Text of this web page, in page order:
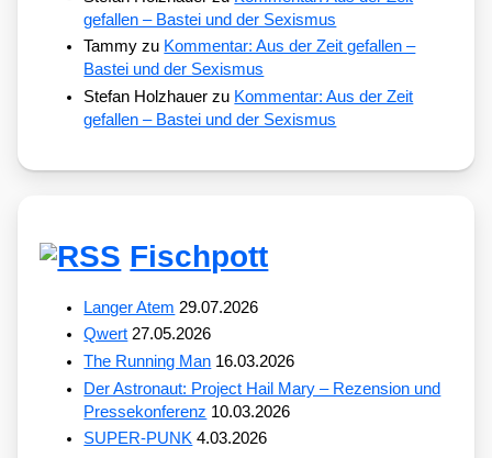
gefallen – Bastei und der Sexismus
Tammy zu Kommentar: Aus der Zeit gefallen –
Bastei und der Sexismus
Stefan Holzhauer zu Kommentar: Aus der Zeit
gefallen – Bastei und der Sexismus
Fischpott
Langer Atem 29.07.2026
Qwert 27.05.2026
The Running Man 16.03.2026
Der Astronaut: Project Hail Mary – Rezension und
Pressekonferenz 10.03.2026
SUPER-PUNK 4.03.2026